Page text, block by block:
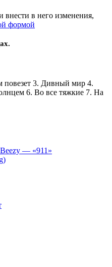
внести в него изменения,
формой
повезет 3. Дивный мир 4.
6. Во все тяжкие 7. На
— «911»